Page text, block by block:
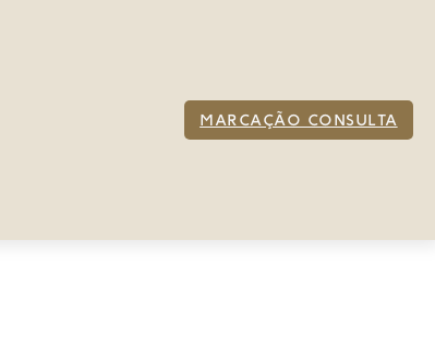
MARCAÇÃO CONSULTA